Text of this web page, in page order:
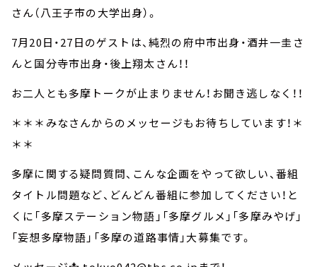
さん（八王子市の大学出身）。
7月20日・27日のゲストは、純烈の府中市出身・酒井一圭さ
んと国分寺市出身・後上翔太さん！！
お二人とも多摩トークが止まりません！お聞き逃しなく！！
＊＊＊みなさんからのメッセージもお待ちしています！＊
＊＊
多摩に関する疑問質問、こんな企画をやって欲しい、番組
タイトル問題など、どんどん番組に参加してください！と
くに「多摩ステーション物語」「多摩グルメ」「多摩みやげ」
「妄想多摩物語」「多摩の道路事情」大募集です。